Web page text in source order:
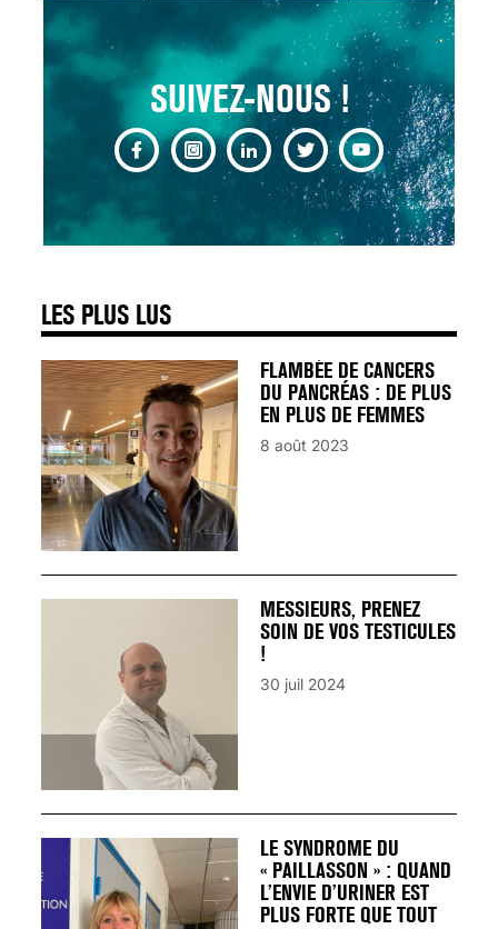
SUIVEZ-NOUS !
LES PLUS LUS
INSUFFISANCE
CARDIAQUE : LES
SIGNAUX D’ALERTE
AVANT… LA MORT
25 août 2024
FLAMBÉE DE CANCERS
DU PANCRÉAS : DE PLUS
EN PLUS DE FEMMES
8 août 2023
MESSIEURS, PRENEZ
SOIN DE VOS TESTICULES
!
30 juil 2024
LE SYNDROME DU
« PAILLASSON » : QUAND
L’ENVIE D’URINER EST
PLUS FORTE QUE TOUT